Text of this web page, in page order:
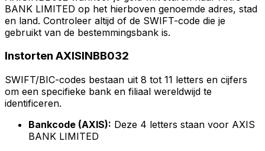
BANK LIMITED op het hierboven genoemde adres, stad
en land. Controleer altijd of de SWIFT-code die je
gebruikt van de bestemmingsbank is.
Instorten AXISINBB032
SWIFT/BIC-codes bestaan uit 8 tot 11 letters en cijfers
om een specifieke bank en filiaal wereldwijd te
identificeren.
Bankcode (AXIS): Deze 4 letters staan voor AXIS
BANK LIMITED